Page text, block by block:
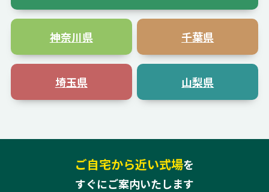
神奈川県 千葉県
埼玉県 山梨県
ご自宅から近い式場を
すぐにご案内いたします